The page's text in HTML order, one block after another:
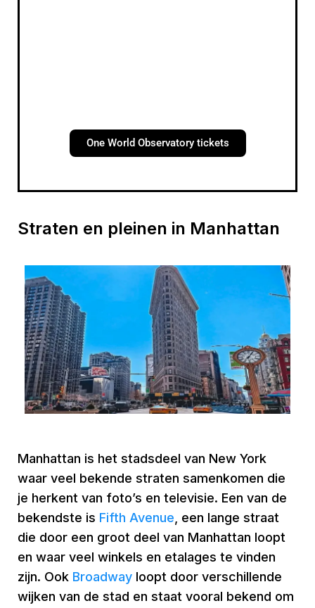
One World Observatory tickets
Straten en pleinen in Manhattan
Manhattan is het stadsdeel van New York
waar veel bekende straten samenkomen die
je herkent van foto’s en televisie. Een van de
bekendste is Fifth Avenue, een lange straat
die door een groot deel van Manhattan loopt
en waar veel winkels en etalages te vinden
zijn. Ook Broadway loopt door verschillende
wijken van de stad en staat vooral bekend om